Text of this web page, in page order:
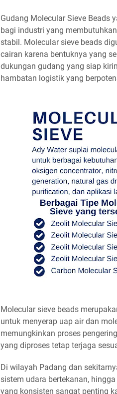
Gudang Molecular Sieve Beads
bagi industri yang
stabil. Molecular sieve beads
cairan karena bentuknya yang
dukungan gudang yang siap
hambatan logistik yang
Molecular sieve beads
untuk menyerap uap air dan
memungkinkan proses
yang diproses tetap terjaga
Di wilayah Padang dan
sistem udara bertekanan,
yang konsisten sangat penting